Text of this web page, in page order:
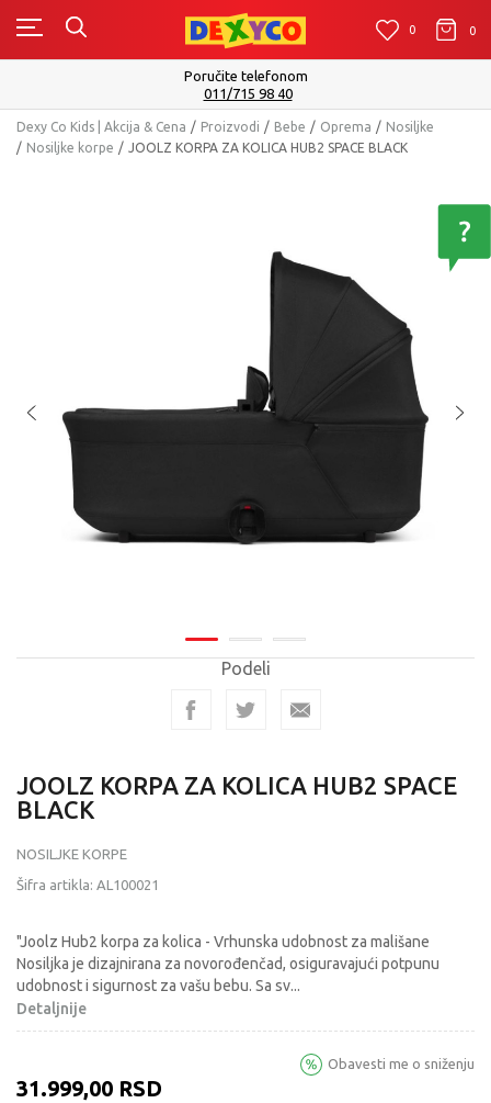
0 0 0
Poručite telefonom
011/715 98 40
Dexy Co Kids | Akcija & Cena Proizvodi Bebe Oprema
Nosiljke
Nosiljke korpe
JOOLZ KORPA ZA KOLICA HUB2 SPACE BLACK
Podeli
JOOLZ KORPA ZA KOLICA HUB2 SPACE
BLACK
NOSILJKE KORPE
Šifra artikla: AL100021
"Joolz Hub2 korpa za kolica - Vrhunska udobnost za mališane
Nosiljka je dizajnirana za novorođenčad, osiguravajući potpunu
udobnost i sigurnost za vašu bebu. Sa sv...
Detaljnije
31.999,00 RSD
Obavesti me o sniženju